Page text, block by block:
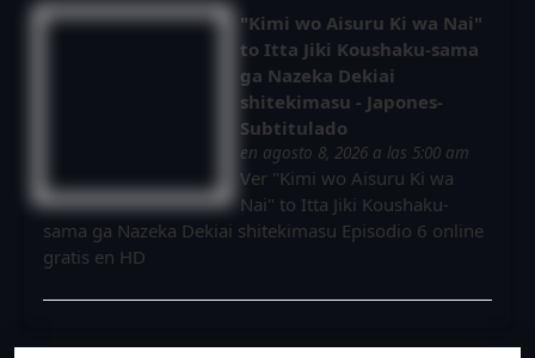
"Kimi wo Aisuru Ki wa Nai"
to Itta Jiki Koushaku-sama
ga Nazeka Dekiai
shitekimasu - Japones-
Subtitulado
en agosto 8, 2026 a las 5:00 am
Ver "Kimi wo Aisuru Ki wa
Nai" to Itta Jiki Koushaku-
sama ga Nazeka Dekiai shitekimasu Episodio 6 online
gratis en HD